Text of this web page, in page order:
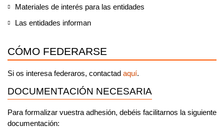
Materiales de interés para las entidades
Las entidades informan
CÓMO FEDERARSE
Si os interesa federaros, contactad aquí.
DOCUMENTACIÓN NECESARIA
Para formalizar vuestra adhesión, debéis facilitarnos la siguiente
documentación: